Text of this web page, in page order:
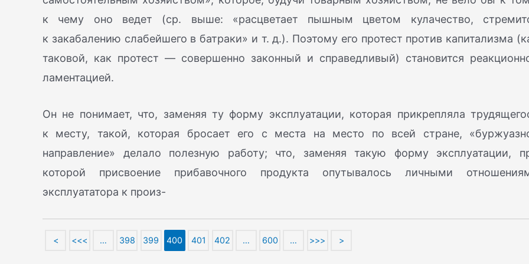
к чему оно ведет (ср. выше: «расцветает пышным цветом кулачество,
к закабалению слабейшего в батраки» и т. д.). Поэтому его протест против капитализма
таковой, как протест — совершенно законный и справедливый) становится
ламентацией.
Он не понимает, что, заменяя ту форму эксплуатации, которая прикрепляла
к месту, такой, которая бросает его с места на место по всей стране,
направление» делало полезную работу; что, заменяя такую форму эксплуатации,
которой присвоение прибавочного продукта опутывалось личными
эксплуататора к произ-
< <<< … 398 399 400 401 402 … 600 … >>> >